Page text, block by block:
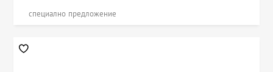
специално предложение